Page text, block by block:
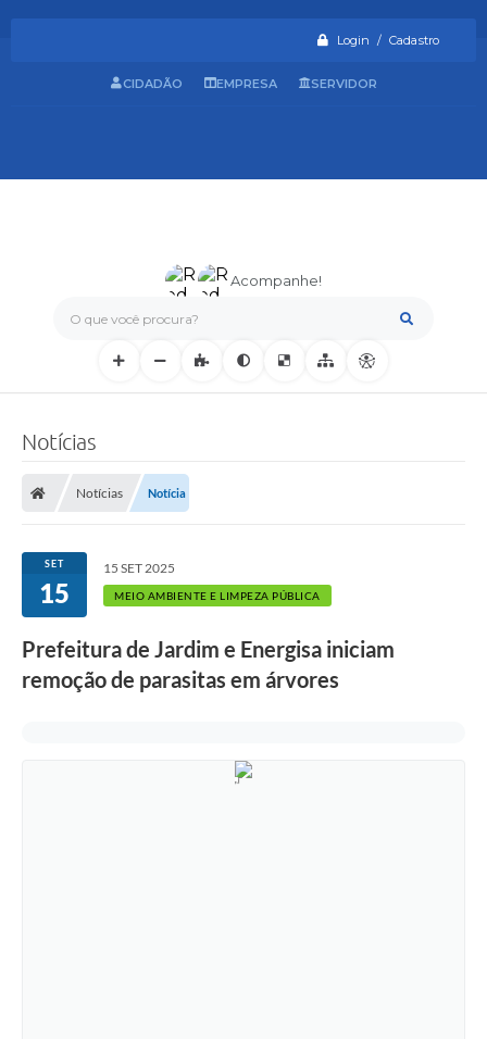
Login / Cadastro
O que você procura?
Acompanhe!
CIDADÃO EMPRESA SERVIDOR
Notícias
Notícias Notícia
SET
15
15 SET 2025
MEIO AMBIENTE E LIMPEZA PÚBLICA
Prefeitura de Jardim e Energisa iniciam
remoção de parasitas em árvores